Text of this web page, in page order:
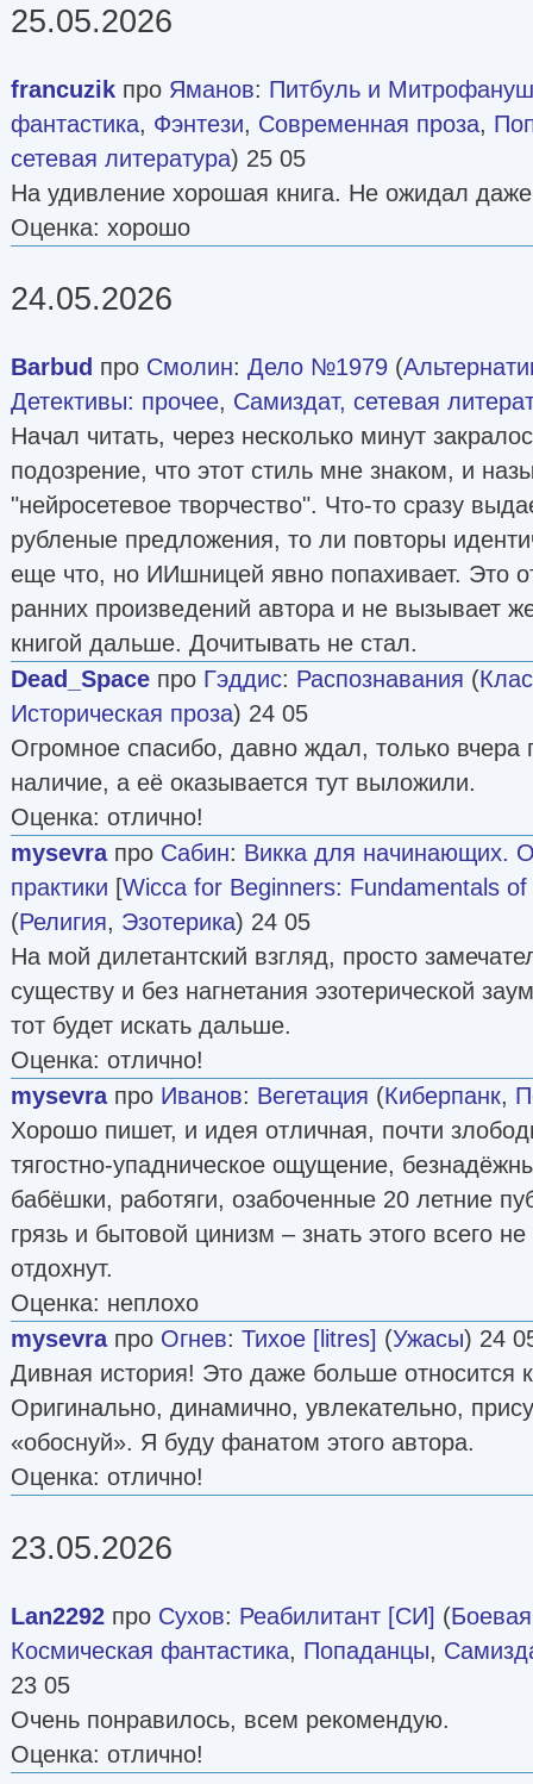
25.05.2026
francuzik про Яманов: Питбуль и
фантастика, Фэнтези, Современная проза,
сетевая литература) 25 05
На удивление хорошая книга. Не ожидал
Оценка: хорошо
24.05.2026
Barbud про Смолин: Дело №1979 (
Детективы: прочее, Самиздат, сетевая
Начал читать, через несколько минут
подозрение, что этот стиль мне знаком, и
"нейросетевое творчество". Что-то сразу
рубленые предложения, то ли повторы
еще что, но ИИшницей явно попахивает. Это
ранних произведений автора и не вызывает
книгой дальше. Дочитывать не стал.
Dead_Space про Гэддис: Распознавания (
Историческая проза) 24 05
Огромное спасибо, давно ждал, только вчера
наличие, а её оказывается тут выложили.
Оценка: отлично!
mysevraпро Сабин: Викка для начинающих.
практики [Wicca for Beginners: Fundamentals
(Религия, Эзотерика) 24 05
На мой дилетантский взгляд, просто
существу и без нагнетания эзотерической
тот будет искать дальше.
Оценка: отлично!
mysevraпро Иванов: Вегетация (Киберпанк,
Хорошо пишет, и идея отличная, почти
тягостно-упадническое ощущение,
бабёшки, работяги, озабоченные 20 летние
грязь и бытовой цинизм – знать этого всего
отдохнут.
Оценка: неплохо
mysevraпро Огнев: Тихое [litres] (Ужасы) 24
Дивная история! Это даже больше относится
Оригинально, динамично, увлекательно,
«обоснуй». Я буду фанатом этого автора.
Оценка: отлично!
23.05.2026
Lan2292 про Сухов: Реабилитант [СИ] (
Космическая фантастика, Попаданцы,
23 05
Очень понравилось, всем рекомендую.
Оценка: отлично!